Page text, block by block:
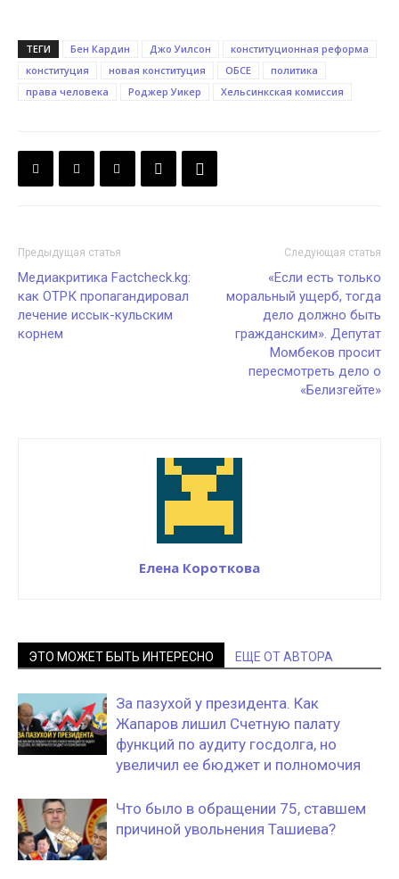
ТЕГИ Бен Кардин Джо Уилсон
конституционная реформа
конституция
новая конституция ОБСЕ
политика
права человека
Роджер Уикер Хельсинкская комиссия
Предыдущая статья
Медиакритика Factcheck.kg:
как ОТРК пропагандировал
лечение иссык-кульским
корнем
Следующая статья
«Если есть только
моральный ущерб, тогда
дело должно быть
гражданским». Депутат
Момбеков просит
пересмотреть дело о
«Белизгейте»
Елена Короткова
ЭТО МОЖЕТ БЫТЬ ИНТЕРЕСНО ЕЩЕ ОТ АВТОРА
За пазухой у президента. Как
Жапаров лишил Счетную палату
функций по аудиту госдолга, но
увеличил ее бюджет и полномочия
Что было в обращении 75, ставшем
причиной увольнения Ташиева?